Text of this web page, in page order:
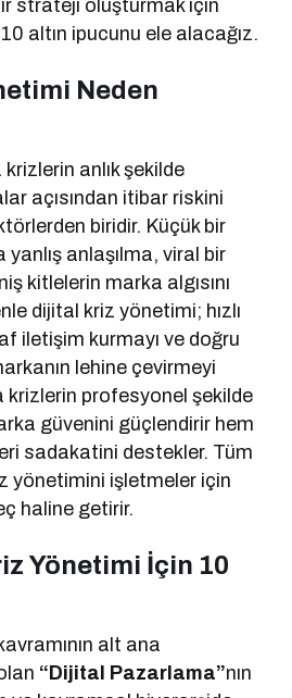
strateji oluşturmak için
altın ipucunu ele alacağız.
Neden
anlık şekilde
açısından itibar riskini
biridir. Küçük bir
anlaşılma, viral bir
kitlelerin marka algısını
dijital kriz yönetimi; hızlı
iletişim kurmayı ve doğru
lehine çevirmeyi
krizlerin profesyonel şekilde
güvenini güçlendirir hem
sadakatini destekler. Tüm
yönetimini işletmeler için
haline getirir.
Yönetimi İçin 10
alt ana
“Dijital Pazarlama”nın